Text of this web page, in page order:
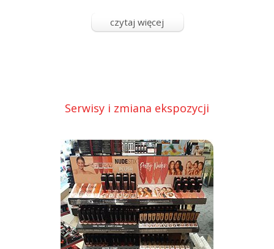
serwis. Działamy globalnie, na terenie całego kraju....
czytaj więcej
Serwisy i zmiana ekspozycji